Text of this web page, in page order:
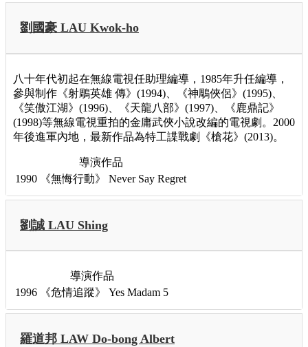
劉國豪 LAU Kwok-ho
八十年代初起在無線電視任助理編導，1985年升任編導，
參與制作《射鵰英雄 傳》(1994)、《神鵰俠侶》(1995)、
《笑傲江湖》(1996)、《天龍八部》(1997)、《鹿鼎記》
(1998)等無線電視重拍的金庸武俠小說改編的電視劇。2000
年後進軍內地，最新作品為特工諜戰劇《槍花》(2013)。
導演作品
1990
《無悔行動》 Never Say Regret
劉誠 LAU Shing
導演作品
1996
《危情追蹤》 Yes Madam 5
羅道邦 LAW Do-bong Albert